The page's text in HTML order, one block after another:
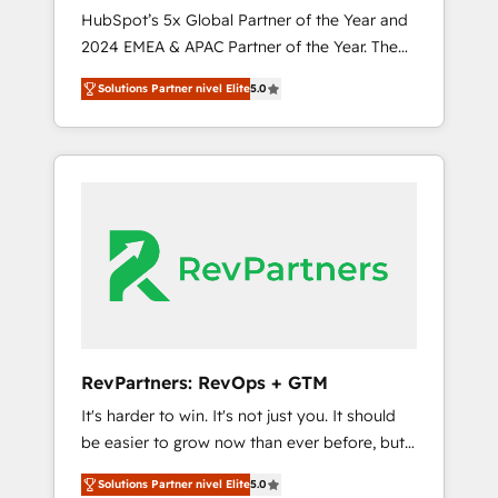
🇩🇪🇦🇺🇳🇿
HubSpot’s 5x Global Partner of the Year and
2024 EMEA & APAC Partner of the Year. The
world’s most experienced and fully
accredited HubSpot Solutions Partner. 🚀
With 2,750+ HubSpot projects delivered and
370+ specialists across EMEA, APAC and NAM,
From multi-region migrations to AI-powered
automation, we turn complexity into clarity,
human at global scale. 🏆 HubSpot’s CEO
Solutions Partner nivel Elite5.0
RevPartners: RevOps + GTM
It's harder to win. It's not just you. It should
be easier to grow now than ever before, but
it's not. So our focus is serving you, the
Solutions Partner nivel Elite5.0